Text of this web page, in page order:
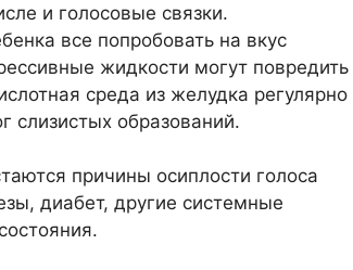
и голосовые связки.
все попробовать на вкус
жидкости могут повредить
среда из желудка регулярно
слизистых образований.
причины осиплости голоса
диабет, другие системные